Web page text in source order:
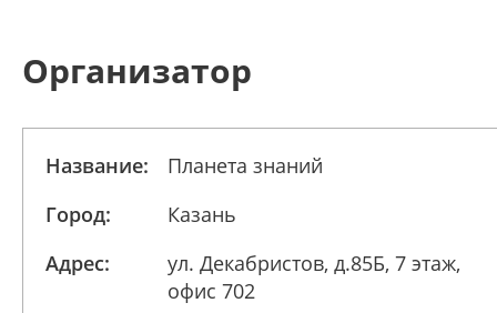
Организатор
Название:
Планета знаний
Город:
Казань
Адрес:
ул. Декабристов, д.85Б, 7 этаж,
офис 702